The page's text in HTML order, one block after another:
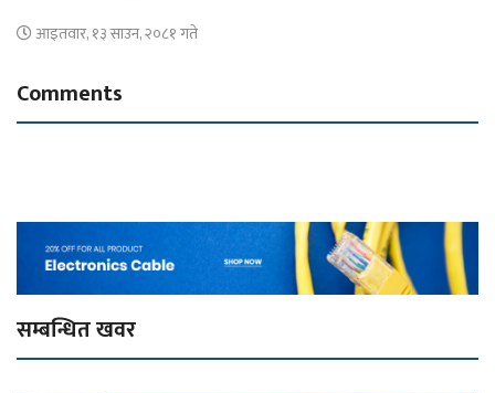
आइतवार, १३ साउन, २०८१ गते
Comments
सम्बन्धित खवर